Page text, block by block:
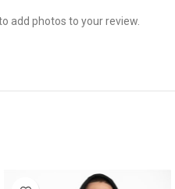
add photos to your review.